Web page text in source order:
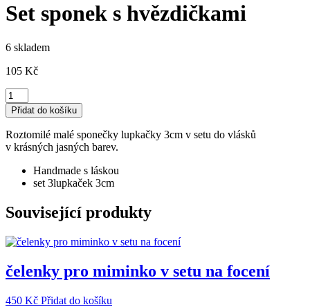
Set sponek s hvězdičkami
6 skladem
105 Kč
Set
sponek
s
hvězdičkami
množství
Přidat do košíku
Roztomilé malé sponečky lupkačky 3cm v setu do vlásků
v krásných jasných barev.
Handmade s láskou
set 3lupkaček 3cm
Související produkty
čelenky pro miminko v setu na focení
450 Kč Přidat do košíku